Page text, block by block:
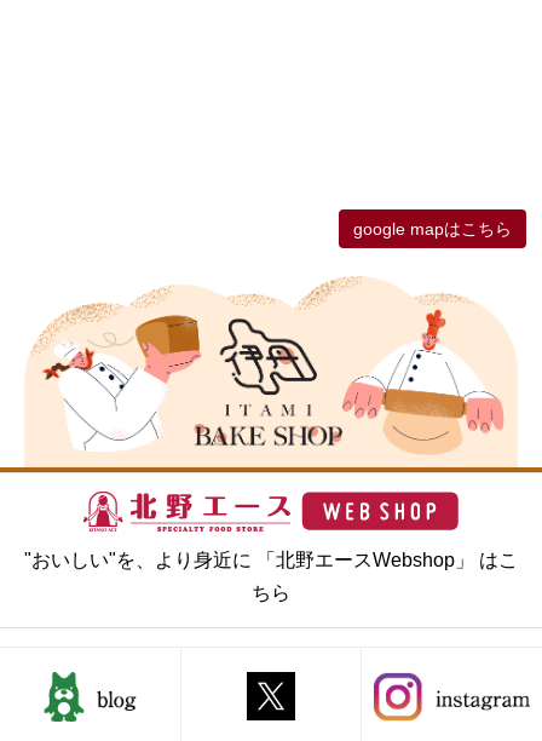
google mapはこちら
"おいしい"を、より身近に 「北野エースWebshop」 はこ
ちら